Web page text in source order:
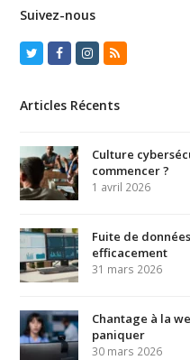
Suivez-nous
TwitterFacebook
Instagram
RSS
Articles Récents
Culture
commencer ?
1 avril 2026
Fuite de
efficacement
31 mars 2026
Chantage à la
paniquer
30 mars 2026